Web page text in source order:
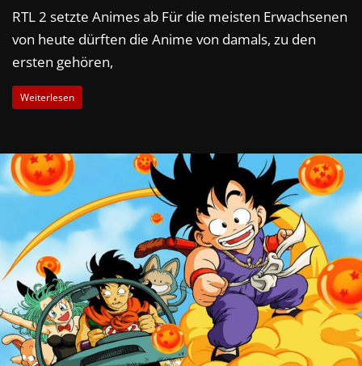
RTL 2 setzte Animes ab Für die meisten Erwachsenen
von heute dürften die Anime von damals, zu den
ersten gehören,
Weiterlesen